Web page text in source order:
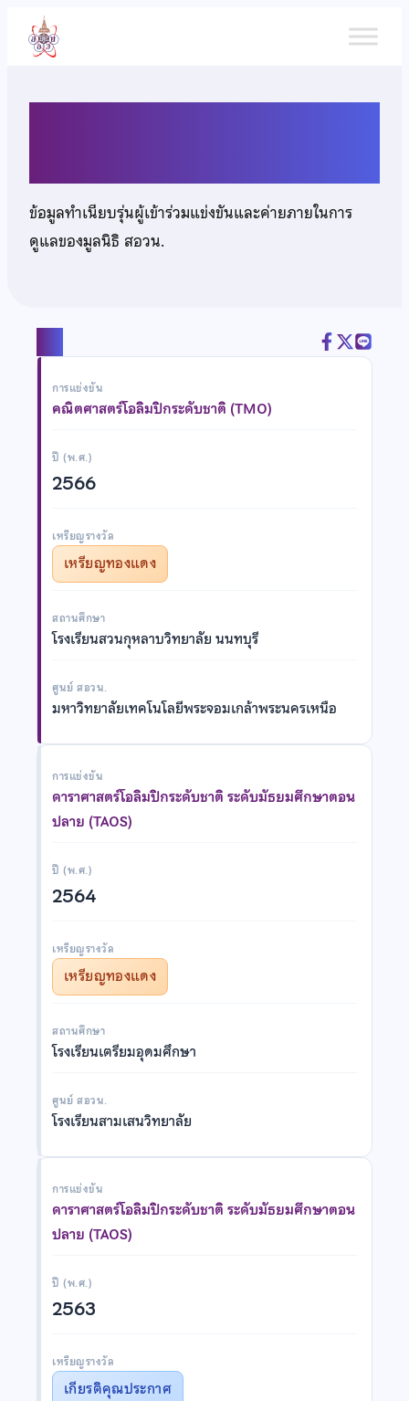
เนื้อหา
ข้อมูลทำเนียบรุ่นผู้เข้าร่วมแข่งขันและค่ายภายในการ
ดูแลของมูลนิธิ สอวน.
การแข่งขัน
คณิตศาสตร์โอลิมปิกระดับชาติ (TMO)
ปี (พ.ศ.)
2566
เหรียญรางวัล
เหรียญทองแดง
สถานศึกษา
โรงเรียนสวนกุหลาบวิทยาลัย นนทบุรี
ศูนย์ สอวน.
มหาวิทยาลัยเทคโนโลยีพระจอมเกล้าพระนครเหนือ
การแข่งขัน
ดาราศาสตร์โอลิมปิกระดับชาติ ระดับมัธยมศึกษาตอน
ปลาย (TAOS)
ปี (พ.ศ.)
2564
เหรียญรางวัล
เหรียญทองแดง
สถานศึกษา
โรงเรียนเตรียมอุดมศึกษา
ศูนย์ สอวน.
โรงเรียนสามเสนวิทยาลัย
การแข่งขัน
ดาราศาสตร์โอลิมปิกระดับชาติ ระดับมัธยมศึกษาตอน
ปลาย (TAOS)
ปี (พ.ศ.)
2563
เหรียญรางวัล
เกียรติคุณประกาศ